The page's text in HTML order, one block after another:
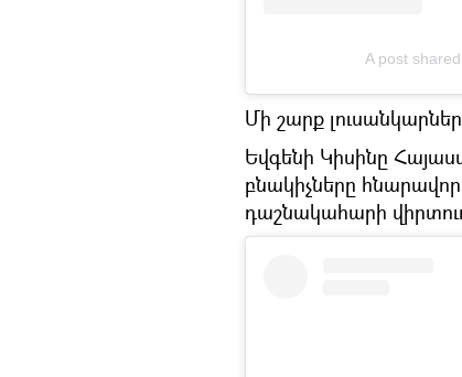
A post
Մի շարք
Եվգենի Կիսինը
բնակիչները
դաշնակահարի